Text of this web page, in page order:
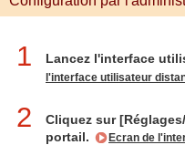
1 Lancez l'interface
l'interface utilisateur
2
Cliquez sur
portail.
Ecran de